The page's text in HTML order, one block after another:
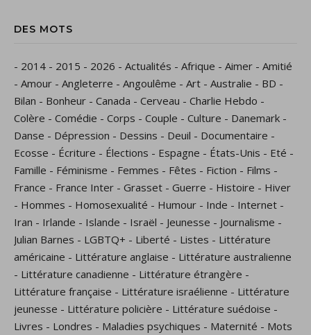
DES MOTS
- 2014 - 2015 - 2026 - Actualités - Afrique - Aimer - Amitié
- Amour - Angleterre - Angoulême - Art - Australie - BD -
Bilan - Bonheur - Canada - Cerveau - Charlie Hebdo -
Colère - Comédie - Corps - Couple - Culture - Danemark -
Danse - Dépression - Dessins - Deuil - Documentaire -
Ecosse - Écriture - Élections - Espagne - États-Unis - Eté -
Famille - Féminisme - Femmes - Fêtes - Fiction - Films -
France - France Inter - Grasset - Guerre - Histoire - Hiver
- Hommes - Homosexualité - Humour - Inde - Internet -
Iran - Irlande - Islande - Israël - Jeunesse - Journalisme -
Julian Barnes - LGBTQ+ - Liberté - Listes - Littérature
américaine - Littérature anglaise - Littérature australienne
- Littérature canadienne - Littérature étrangère -
Littérature française - Littérature israélienne - Littérature
jeunesse - Littérature policière - Littérature suédoise -
Livres - Londres - Maladies psychiques - Maternité - Mots